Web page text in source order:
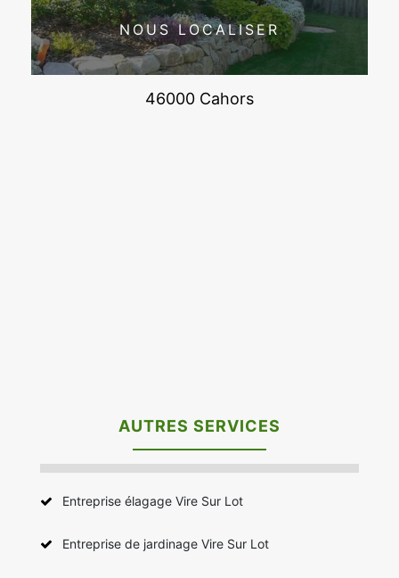
NOUS LOCALISER
46000 Cahors
AUTRES SERVICES
Entreprise élagage Vire Sur Lot
Entreprise de jardinage Vire Sur Lot